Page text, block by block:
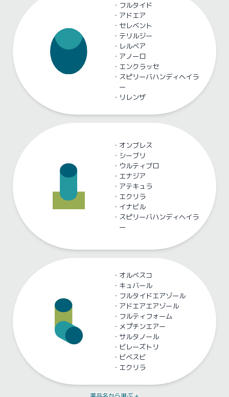
・ フルタイド
・ アドエア
・ セレベント
・ テリルジー
・ レルベア
・ アノーロ
・ エンクラッセ
・ スピリーバハンディヘイラ
ー
・ リレンザ
・ オンブレス
・ シーブリ
・ ウルティブロ
・ エナジア
・ アテキュラ
・ エクリラ
・ イナビル
・ スピリーバハンディヘイラ
ー
・ オルべスコ
・ キュバール
・ フルタイドエアゾール
・ アドエアエアゾール
・ フルティフォーム
・ メプチンエアー
・ サルタノール
・ ビレーズトリ
・ ビベスビ
・ エクリラ